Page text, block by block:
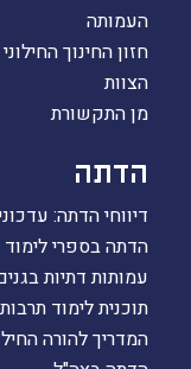
כתבו לנו
הקו החם
הצטרפות והתנדבות
הרשמה לעדכונים
בפייסבוק
העמותה
חזון החינוך החילוני
הצוות
מן התקשורת
הדתה
דיווחי הדתה:
הדתה בספרי לימוד
עמותות דתיות
תוכנית לימוד
המדריך להורה